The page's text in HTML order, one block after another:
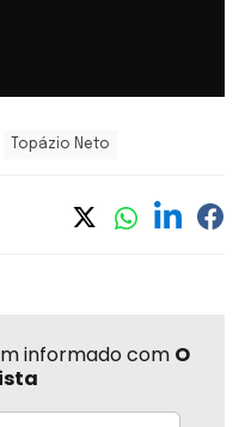
Topázio Neto
informado com O